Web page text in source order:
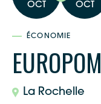
OCT OCT
ÉCONOMIE
EUROPOM
La Rochelle